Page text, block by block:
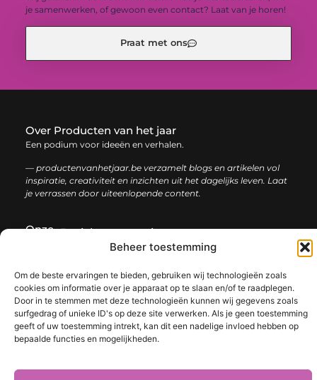
Beheer toestemming
Om de beste ervaringen te bieden, gebruiken wij technologieën zoals
cookies om informatie over je apparaat op te slaan en/of te raadplegen.
Door in te stemmen met deze technologieën kunnen wij gegevens zoals
surfgedrag of unieke ID's op deze site verwerken. Als je geen toestemming
geeft of uw toestemming intrekt, kan dit een nadelige invloed hebben op
bepaalde functies en mogelijkheden.
je samenwerken, of gewoon even contact? Laat van je horen!
Praat met ons
Over Producten van het jaar
Een podium voor ideeën en verhalen.
— productenvanhetjaar.be verzamelt blogs en artikelen vol
inspiratie, creativiteit en inzichten uit het dagelijks leven. Laat
je verrassen door uiteenlopende content.
Onze Bericht categorie
@2025 www.productenvanhetjaar.be. All Right Reserved.​